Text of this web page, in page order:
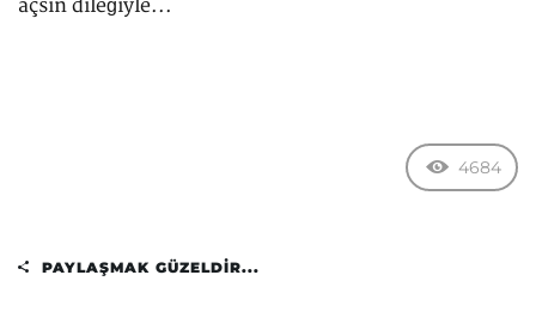
açsın dileğiyle...
4684
PAYLAŞMAK GÜZELDIR...